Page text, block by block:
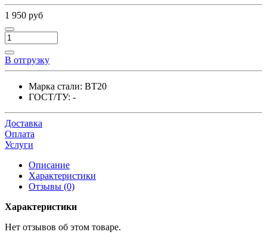
1 950 руб
В отгрузку
Марка стали: ВТ20
ГОСТ/ТУ: -
Доставка
Оплата
Услуги
Описание
Характеристики
Отзывы (0)
Характеристики
Нет отзывов об этом товаре.